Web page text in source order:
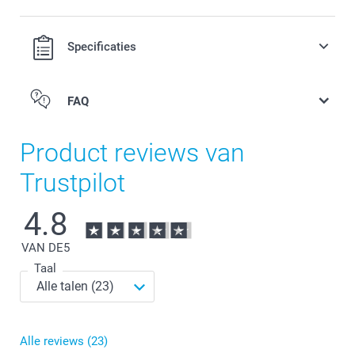
Specificaties
FAQ
Product reviews van
Trustpilot
4.8
VAN DE5
Taal
Alle reviews (23)